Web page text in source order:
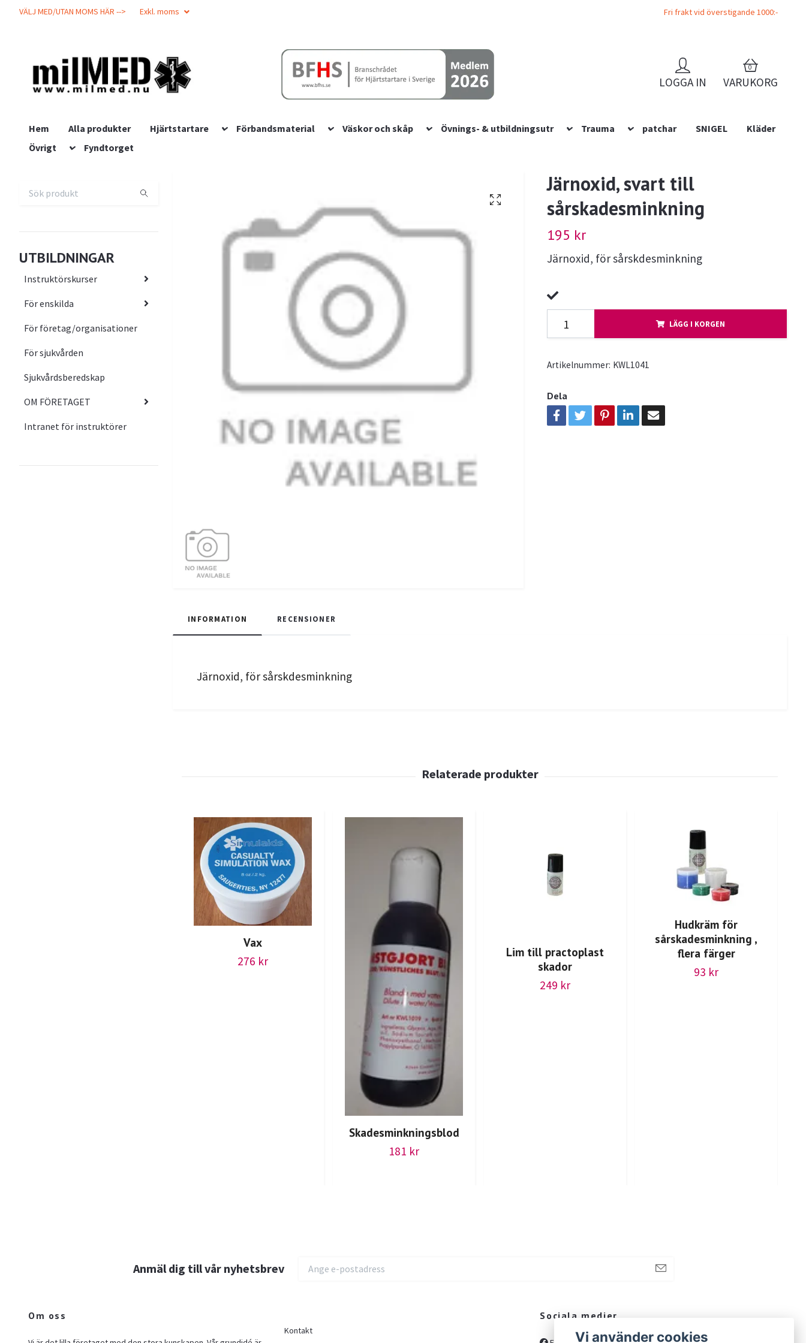
VÄLJ MED/UTAN MOMS HÄR --> Exkl. moms Fri frakt vid överstigande 1000:-
LOGGA IN
0
VARUKORG
Hem Alla produkter Hjärtstartare Förbandsmaterial Väskor och skåp Övnings- & utbildningsutr Trauma patchar SNIGEL
Kläder
Övrigt
Fyndtorget
UTBILDNINGAR
Instruktörskurser
För enskilda
För företag/organisationer
För sjukvården
Sjukvårdsberedskap
OM FÖRETAGET
Intranet för instruktörer
Järnoxid, svart till
sårskadesminkning
195 kr
Järnoxid, för sårskdesminkning
LÄGG I KORGEN
Artikelnummer: KWL1041
Dela
INFORMATION RECENSIONER
Järnoxid, för sårskdesminkning
Vax
276 kr
Skadesminkningsblod
181 kr
Lim till practoplast
skador
249 kr
Hudkräm för
sårskadesminkning ,
flera färger
93 kr
Anmäl dig till vår nyhetsbrev
Om oss
Kontakt
Sociala medier
Vi använder cookies